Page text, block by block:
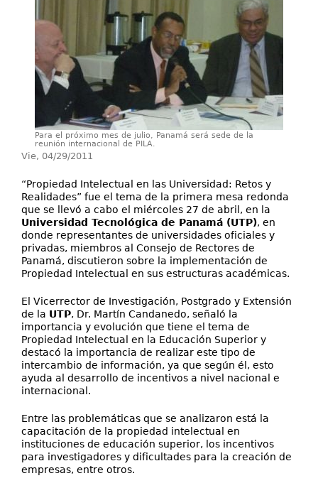
Transparencia
Para el próximo mes de julio, Panamá será sede de la
reunión internacional de PILA.
Vie, 04/29/2011
“Propiedad Intelectual en las Universidad: Retos y
Realidades” fue el tema de la primera mesa redonda
que se llevó a cabo el miércoles 27 de abril, en la
Universidad Tecnológica de Panamá (UTP), en
donde representantes de universidades oficiales y
privadas, miembros al Consejo de Rectores de
Panamá, discutieron sobre la implementación de
Propiedad Intelectual en sus estructuras académicas.
El Vicerrector de Investigación, Postgrado y Extensión
de la UTP, Dr. Martín Candanedo, señaló la
importancia y evolución que tiene el tema de
Propiedad Intelectual en la Educación Superior y
destacó la importancia de realizar este tipo de
intercambio de información, ya que según él, esto
ayuda al desarrollo de incentivos a nivel nacional e
internacional.
Entre las problemáticas que se analizaron está la
capacitación de la propiedad intelectual en
instituciones de educación superior, los incentivos
para investigadores y dificultades para la creación de
empresas, entre otros.